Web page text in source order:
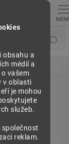
obsahu a
médií a
vašem
v oblasti
je mohou
služeb.
reklam.
Hledat